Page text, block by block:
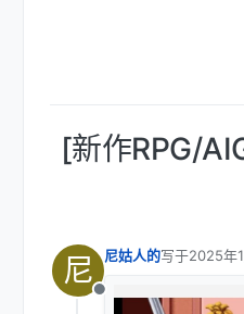
[新作RPG/
尼
离线
尼姑人的写于2025年
最后由 编辑